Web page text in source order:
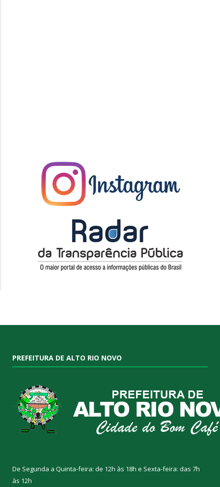
PREFEITURA DE ALTO RIO NOVO
De Segunda a Quinta-feira: de 12h às 18h e Sexta-feira: das 7h
às 12h